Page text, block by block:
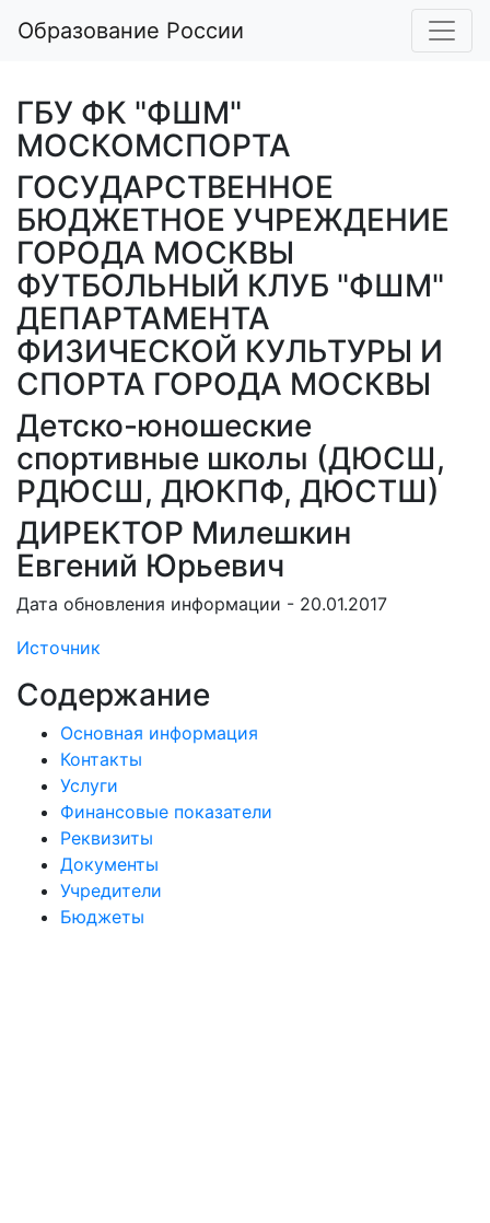
Образование России
ГБУ ФК "ФШМ"
МОСКОМСПОРТА
ГОСУДАРСТВЕННОЕ
БЮДЖЕТНОЕ УЧРЕЖДЕНИЕ
ГОРОДА МОСКВЫ
ФУТБОЛЬНЫЙ КЛУБ "ФШМ"
ДЕПАРТАМЕНТА
ФИЗИЧЕСКОЙ КУЛЬТУРЫ И
СПОРТА ГОРОДА МОСКВЫ
Детско-юношеские
спортивные школы (ДЮСШ,
РДЮСШ, ДЮКПФ, ДЮСТШ)
ДИРЕКТОР Милешкин
Евгений Юрьевич
Дата обновления информации - 20.01.2017
Источник
Содержание
Основная информация
Контакты
Услуги
Финансовые показатели
Реквизиты
Документы
Учредители
Бюджеты